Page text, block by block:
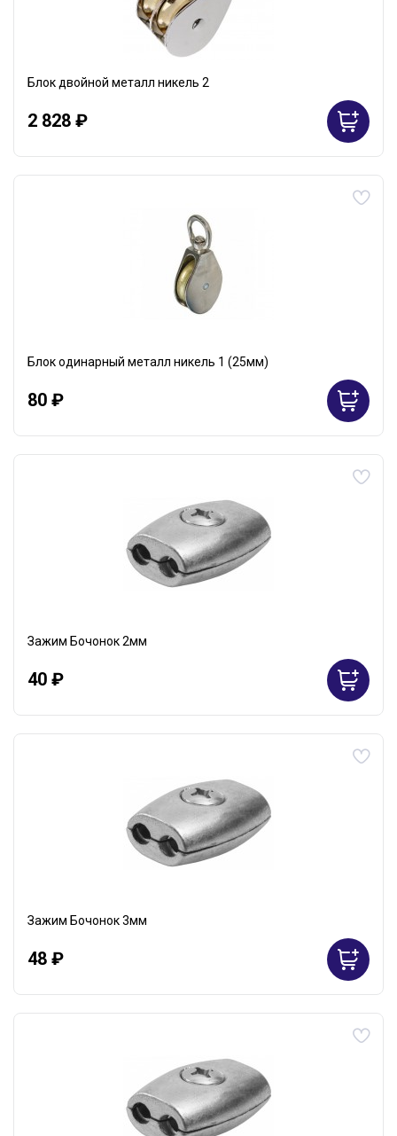
Блок двойной металл никель 2
2 828 ₽
Блок одинарный металл никель 1 (25мм)
80 ₽
Зажим Бочонок 2мм
40 ₽
Зажим Бочонок 3мм
48 ₽